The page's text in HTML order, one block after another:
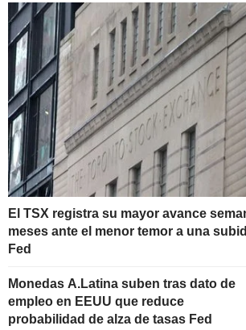
El TSX registra su mayor avance
meses ante el menor temor a una
Fed
Monedas A.Latina suben tras dato de
empleo en EEUU que reduce
probabilidad de alza de tasas Fed